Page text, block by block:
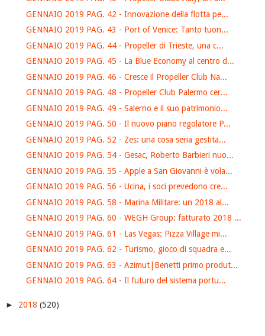
GENNAIO 2019 PAG. 42 - Innovazione della flotta pe...
GENNAIO 2019 PAG. 43 - Port of Venice: Tanto tuon...
GENNAIO 2019 PAG. 44 - Propeller di Trieste, una c...
GENNAIO 2019 PAG. 45 - La Blue Economy al centro d...
GENNAIO 2019 PAG. 46 - Cresce il Propeller Club Na...
GENNAIO 2019 PAG. 48 - Propeller Club Palermo cer...
GENNAIO 2019 PAG. 49 - Salerno e il suo patrimonio...
GENNAIO 2019 PAG. 50 - Il nuovo piano regolatore P...
GENNAIO 2019 PAG. 52 - Zes: una cosa seria gestita...
GENNAIO 2019 PAG. 54 - Gesac, Roberto Barbieri nuo...
GENNAIO 2019 PAG. 55 - Apple a San Giovanni è vola...
GENNAIO 2019 PAG. 56 - Ucina, i soci prevedono cre...
GENNAIO 2019 PAG. 58 - Marina Militare: un 2018 al...
GENNAIO 2019 PAG. 60 - WEGH Group: fatturato 2018 ...
GENNAIO 2019 PAG. 61 - Las Vegas: Pizza Village mi...
GENNAIO 2019 PAG. 62 - Turismo, gioco di squadra e...
GENNAIO 2019 PAG. 63 - Azimut|Benetti primo produt...
GENNAIO 2019 PAG. 64 - Il futuro del sistema portu...
► 2018 (520)